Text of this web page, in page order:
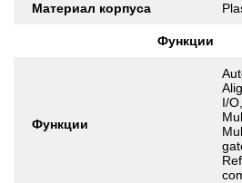
Материал корпуса
Функции
Функции
I/